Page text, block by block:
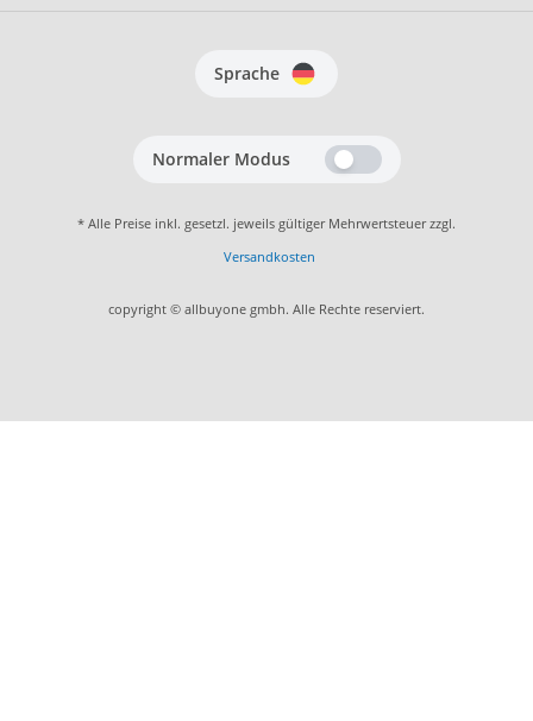
Sprache
Normaler Modus
* Alle Preise inkl. gesetzl. jeweils gültiger Mehrwertsteuer zzgl.
Versandkosten
copyright © allbuyone gmbh. Alle Rechte reserviert.